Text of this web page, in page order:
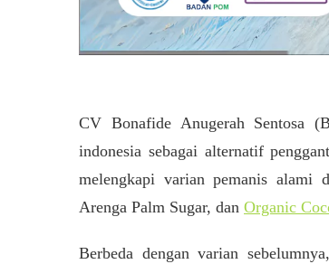
CV Bonafide Anugerah Sentosa
indonesia sebagai alternatif
melengkapi varian pemanis alami
Arenga Palm Sugar, dan Organic
Berbeda dengan varian